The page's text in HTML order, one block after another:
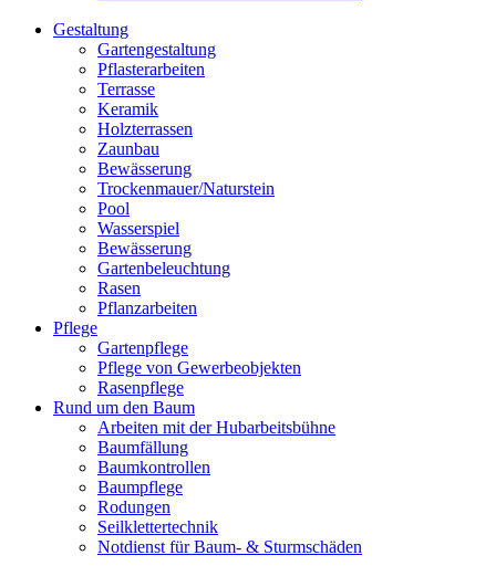
Gestaltung
Gartengestaltung
Pflasterarbeiten
Terrasse
Keramik
Holzterrassen
Zaunbau
Bewässerung
Trockenmauer/Naturstein
Pool
Wasserspiel
Bewässerung
Gartenbeleuchtung
Rasen
Pflanzarbeiten
Pflege
Gartenpflege
Pflege von Gewerbeobjekten
Rasenpflege
Rund um den Baum
Arbeiten mit der Hubarbeitsbühne
Baumfällung
Baumkontrollen
Baumpflege
Rodungen
Seilklettertechnik
Notdienst für Baum- & Sturmschäden